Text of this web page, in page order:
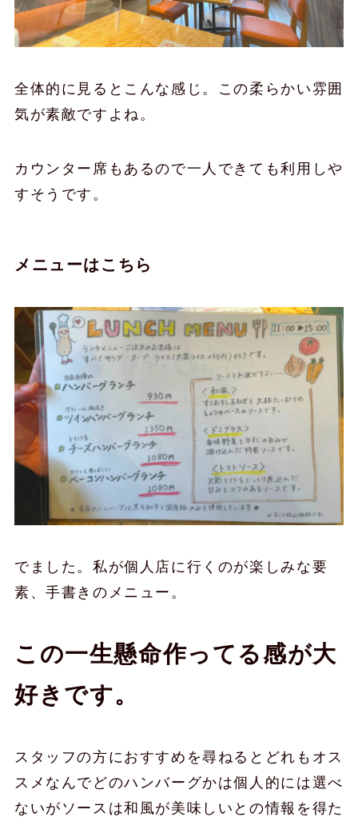
全体的に見るとこんな感じ。この柔らかい雰囲
気が素敵ですよね。
カウンター席もあるので一人できても利用しや
すそうです。
メニューはこちら
でました。私が個人店に行くのが楽しみな要
素、手書きのメニュー。
この一生懸命作ってる感が大
好きです。
スタッフの方におすすめを尋ねるとどれもオス
スメなんでどのハンバーグかは個人的には選べ
ないがソースは和風が美味しいとの情報を得た